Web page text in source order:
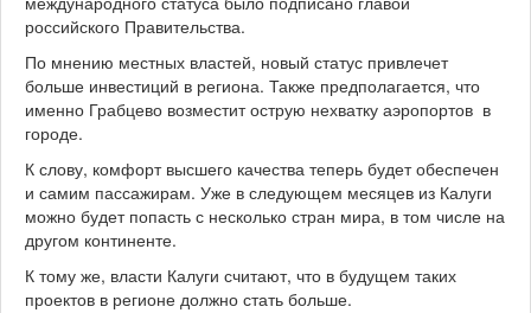
российского Правительства.
По мнению местных властей, новый статус привлечет
больше инвестиций в региона. Также предполагается, что
именно Грабцево возместит острую нехватку аэропортов в
городе.
К слову, комфорт высшего качества теперь будет обеспечен
и самим пассажирам. Уже в следующем месяцев из Калуги
можно будет попасть с несколько стран мира, в том числе на
другом континенте.
К тому же, власти Калуги считают, что в будущем таких
проектов в регионе должно стать больше.